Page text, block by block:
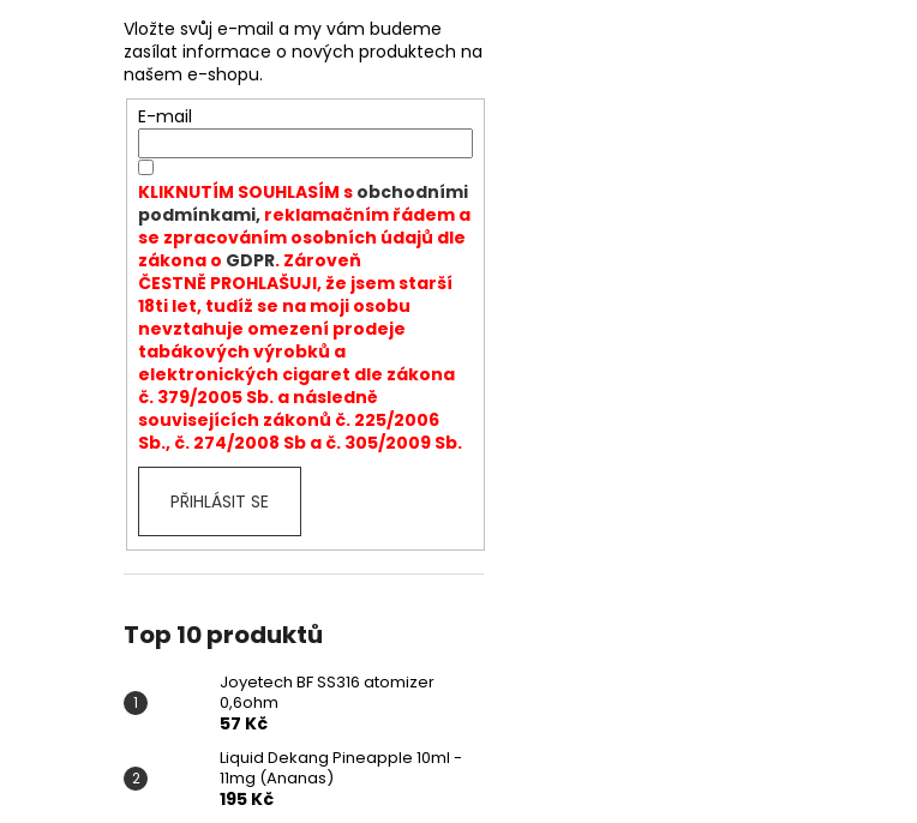
Vložte svůj e-mail a my vám budeme
zasílat informace o nových produktech na
našem e-shopu.
E-mail
KLIKNUTÍM SOUHLASÍM s obchodními
podmínkami,reklamačním řádem a
se zpracováním osobních údajů dle
zákona o GDPR. Zároveň
ČESTNĚ PROHLAŠUJI, že jsem starší
18ti let, tudíž se na moji osobu
nevztahuje omezení prodeje
tabákových výrobků a
elektronických cigaret dle zákona
č. 379/2005 Sb. a následně
souvisejících zákonů č. 225/2006
Sb., č. 274/2008 Sb a č. 305/2009 Sb.
PŘIHLÁSIT SE
Top 10 produktů
Joyetech BF SS316 atomizer
0,6ohm
57 Kč
Liquid Dekang Pineapple 10ml -
11mg (Ananas)
195 Kč